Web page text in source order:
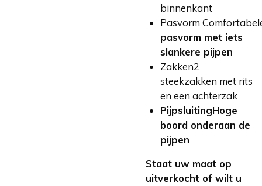
binnenkant
Pasvorm
pasvorm met iets
slankere pijpen
Zakken2
steekzakken met rits
en een achterzak
PijpsluitingHoge
boord onderaan de
pijpen
Staat uw maat op
uitverkocht of wilt u